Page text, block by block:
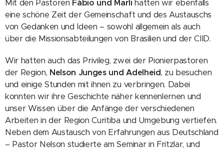
Mit den Pastoren Fábio und Marli hatten wir ebenfalls
eine schöne Zeit der Gemeinschaft und des Austauschs
von Gedanken und Ideen – sowohl allgemein als auch
über die Missionsabteilungen von Brasilien und der CIID.
Wir hatten auch das Privileg, zwei der Pionierpastoren
der Region, Nelson Junges und Adelheid, zu besuchen
und einige Stunden mit ihnen zu verbringen. Dabei
konnten wir ihre Geschichte näher kennenlernen und
unser Wissen über die Anfänge der verschiedenen
Arbeiten in der Region Curitiba und Umgebung vertiefen.
Neben dem Austausch von Erfahrungen aus Deutschland
– Pastor Nelson studierte am Seminar in Fritzlar, und